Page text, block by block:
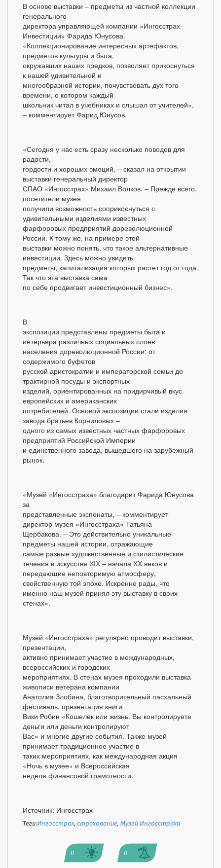
В основе выставки – предметы из частной коллекции
генерального
директора управляющей компании «Ингосстрах-
Инвестиции» Фарида Юнусова.
«Коллекционирование интересных артефактов,
предметов культуры и быта,
окружавших наших предков, позволяет прикоснуться
к нашей удивительной и
многообразной истории, почувствовать дух того
времени, о котором каждый
школьник читал в учебниках и слышал от учителей»,
– комментирует Фарид Юнусов.
«Сегодня у нас есть сразу несколько поводов для
радости,
гордости и хороших эмоций, – сказал на открытии
выставки генеральный директор
СПАО «Ингосстрах» Михаил Волков. – Прежде всего,
посетители музея
получили возможность соприкоснуться с
удивительными изделиями известных
фарфоровых предприятий дореволюционной
России. К тому же, на примере этой
выставки можно понять, что такое альтернативные
инвестиции. Здесь можно увидеть
предметы, капитализация которых растет год от года.
Так что эта выставка сама
по себе продвигает инвестиционный бизнес».
В
экспозиции представлены предметы быта и
интерьера различных социальных слоев
населения дореволюционной России: от
содержимого буфетов
русской аристократии и императорской семьи до
трактирной посуды и экспортных
изделий, ориентированных на придирчивый вкус
европейских и американских
потребителей. Основой экспозиции стали изделия
завода братьев Корниловых –
одного из самых известных частных фарфоровых
предприятий Российской Империи
и единственного завода, вышедшего на зарубежный
рынок.
«Музей «Ингосстраха» благодарит Фарида Юнусова
за
представленные экспонаты, – комментирует
директор музея «Ингосстраха» Татьяна
Щербакова. – Это действительно уникальные
предметы нашей истории, отражающие
самые разные художественные и стилистические
течения в искусстве ХIХ – начала ХХ веков и
передающие неповторимую атмосферу,
свойственную той эпохе. Искренне рады, что
именно наш музей принял эту выставку в своих
стенах».
Музей «Ингосстраха» регулярно проводит выставки,
презентации,
активно принимает участие в международных,
всероссийских и городских
мероприятиях. В стенах музея проходили выставка
живописи ветерана компании
Анатолия Злобина, благотворительный пасхальный
фестиваль, презентация книги
Вики Робин «Кошелек или жизнь. Вы контролируете
деньги или деньги контролируют
Вас» и многие другие события. Также музей
принимает традиционное участие в
таких мероприятиях, как международная акция
«Ночь в музее» и Всероссийская
неделя финансовой грамотности.
Источник: Ингосстрах
Теги:Ингосстрах,страхование,Музей Ингосстраха
0 0